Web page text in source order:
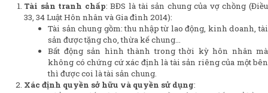
Tài sản tranh chấp: BĐS là tài sản chung của vợ chồng (Điều
33, 34 Luật Hôn nhân và Gia đình 2014):
Tài sản chung gồm: thu nhập từ lao động, kinh doanh, tài
sản được tặng cho, thừa kế chung…
Bất động sản hình thành trong thời kỳ hôn nhân mà
không có chứng cứ xác định là tài sản riêng của một bên
thì được coi là tài sản chung.
Xác định quyền sở hữu và quyền sử dụng: